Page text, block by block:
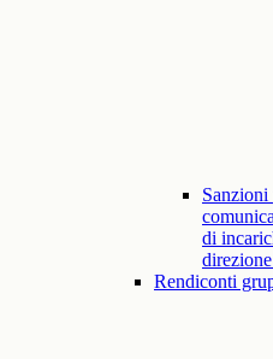
Sanzioni
di
Rendiconti